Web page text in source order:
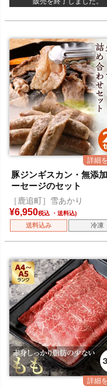
豚ジンギスカン・無添
ーセージのセット
［鹿追町］雪あかり
¥6,950税込
送料込み 冷凍